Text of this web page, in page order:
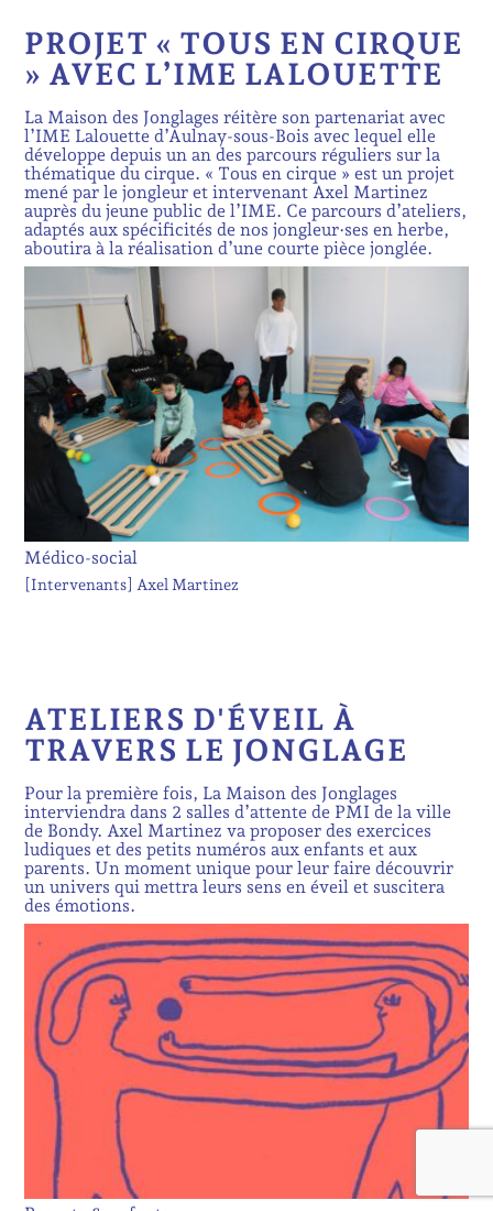
PROJET « TOUS EN CIRQUE
» AVEC L’IME LALOUETTE
La Maison des Jonglages réitère son partenariat avec
l’IME Lalouette d’Aulnay-sous-Bois avec lequel elle
développe depuis un an des parcours réguliers sur la
thématique du cirque. « Tous en cirque » est un projet
mené par le jongleur et intervenant Axel Martinez
auprès du jeune public de l’IME. Ce parcours d’ateliers,
adaptés aux spécificités de nos jongleur·ses en herbe,
aboutira à la réalisation d’une courte pièce jonglée.
Médico-social
[Intervenants] Axel Martinez
ATELIERS D'ÉVEIL À
TRAVERS LE JONGLAGE
Pour la première fois, La Maison des Jonglages
interviendra dans 2 salles d’attente de PMI de la ville
de Bondy. Axel Martinez va proposer des exercices
ludiques et des petits numéros aux enfants et aux
parents. Un moment unique pour leur faire découvrir
un univers qui mettra leurs sens en éveil et suscitera
des émotions.